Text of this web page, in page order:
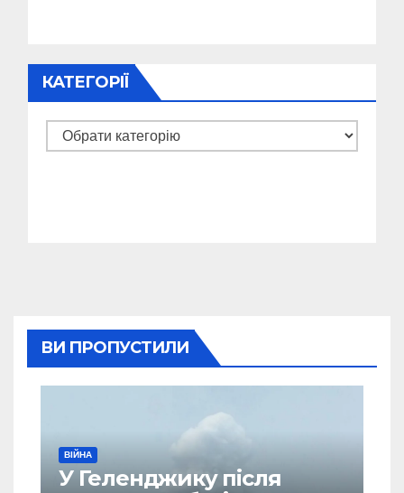
КАТЕГОРІЇ
Категорії
ВИ ПРОПУСТИЛИ
ВІЙНА
У Геленджику після